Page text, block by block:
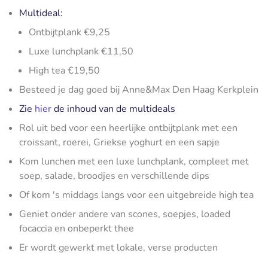
Multideal:
Ontbijtplank €9,25
Luxe lunchplank €11,50
High tea €19,50
Besteed je dag goed bij Anne&Max Den Haag Kerkplein
Zie hierde inhoud van de multideals
Rol uit bed voor een heerlijke ontbijtplank met een
croissant, roerei, Griekse yoghurt en een sapje
Kom lunchen met een luxe lunchplank, compleet met
soep, salade, broodjes en verschillende dips
Of kom 's middags langs voor een uitgebreide high tea
Geniet onder andere van scones, soepjes, loaded
focaccia en onbeperkt thee
Er wordt gewerkt met lokale, verse producten